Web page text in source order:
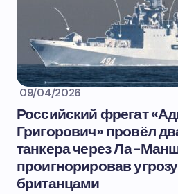
09/04/2026
Российский фрегат
Григорович» провёл
танкера через Ла-
проигнорировав
британцами